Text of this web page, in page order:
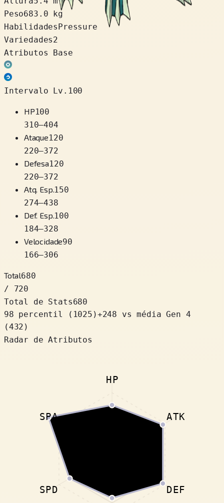
Peso683.0 kg
HabilidadesPressure
Variedades2
Atributos Base
Intervalo Lv.100
HP100
310–404
Ataque120
220–372
Defesa120
220–372
Atq. Esp.150
274–438
Def. Esp.100
184–328
Velocidade90
166–306
Total680
/ 720
Total de Stats680
98 percentil
( 1025 )+248
vs média Gen 4
(432)
Radar de Atributos
HP
ATK
DEF
SPD
SPA